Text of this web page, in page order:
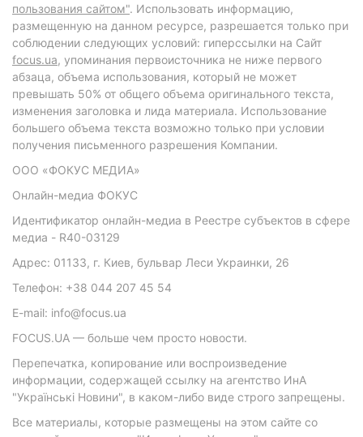
пользования сайтом". Использовать информацию,
размещенную на данном ресурсе, разрешается только при
соблюдении следующих условий: гиперссылки на Сайт
focus.ua, упоминания первоисточника не ниже первого
абзаца, объема использования, который не может
превышать 50% от общего объема оригинального текста,
изменения заголовка и лида материала. Использование
большего объема текста возможно только при условии
получения письменного разрешения Компании.
ООО «ФОКУС МЕДИА»
Онлайн-медиа ФОКУС
Идентификатор онлайн-медиа в Реестре субъектов в сфере
медиа - R40-03129
Адрес: 01133, г. Киев, бульвар Леси Украинки, 26
Телефон: +38 044 207 45 54
E-mail: info@focus.ua
FOCUS.UA — больше чем просто новости.
Перепечатка, копирование или воспроизведение
информации, содержащей ссылку на агентство ИнА
"Українські Новини", в каком-либо виде строго запрещены.
Все материалы, которые размещены на этом сайте со